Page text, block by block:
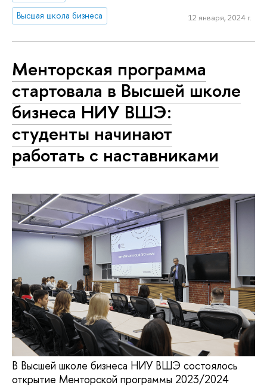
Высшая школа бизнеса
12 января, 2024 г.
Менторская программа
стартовала в Высшей школе
бизнеса НИУ ВШЭ:
студенты начинают
работать с наставниками
В Высшей школе бизнеса НИУ ВШЭ состоялось
открытие Менторской программы 2023/2024